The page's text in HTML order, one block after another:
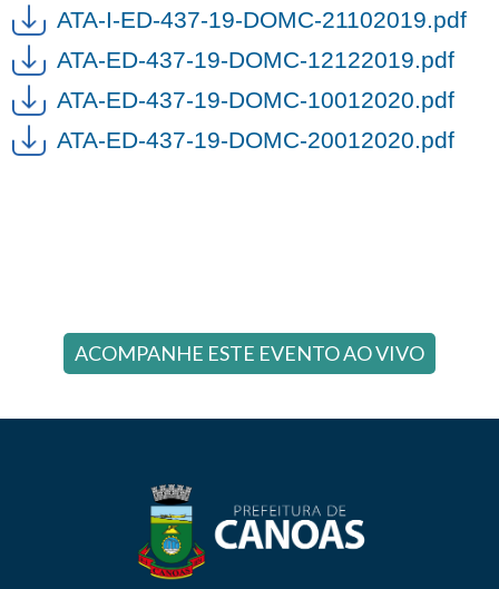
ATA-I-ED-437-19-DOMC-21102019.pdf
ATA-ED-437-19-DOMC-12122019.pdf
ATA-ED-437-19-DOMC-10012020.pdf
ATA-ED-437-19-DOMC-20012020.pdf
ACOMPANHE ESTE EVENTO AO VIVO